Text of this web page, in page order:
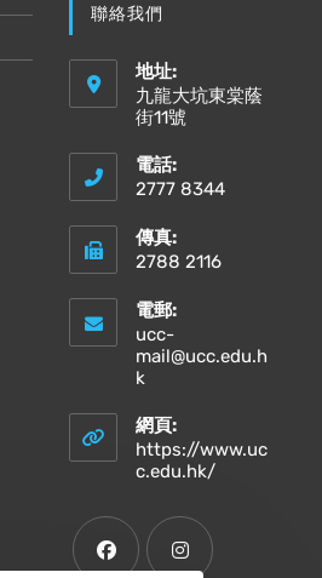
聯絡我們
地址:
九龍大坑東棠蔭
街11號
電話:
2777 8344
傳真:
2788 2116
電郵:
ucc-
mail@ucc.edu.h
k
your
application
網頁:
https://www.uc
c.edu.hk/Opens